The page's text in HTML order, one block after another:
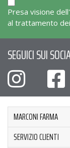
Presa visione dell'
al trattamento
SEGUICI SUI
MARCONI FARMA
SERVIZIO CLIENTI